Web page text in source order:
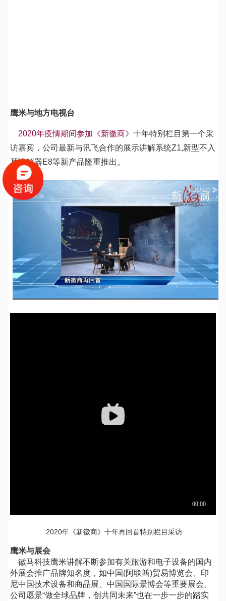
鹰米与地方电视台
2020年疫情期间参加《新徽商》 十年特别栏目第一个采
访嘉宾，公司最新与讯飞合作的展示讲解系统Z1,新型不入
耳讲解器E8等新产品隆重推出。
2020年《新徽商》十年再回首特别栏目采访
鹰米与展会
徽马科技鹰米讲解不断参加有关旅游和电子设备的国内
外展会推广品牌知名度，如中国(阿联酋)贸易博览会、印
尼中国技术设备和商品展、中国国际景博会等重要展会。
公司愿景“做全球品牌，创共同未来”也在一步一步的踏实